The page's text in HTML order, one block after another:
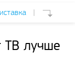
|
ТВ лучше